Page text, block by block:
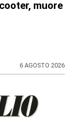
stazione
7